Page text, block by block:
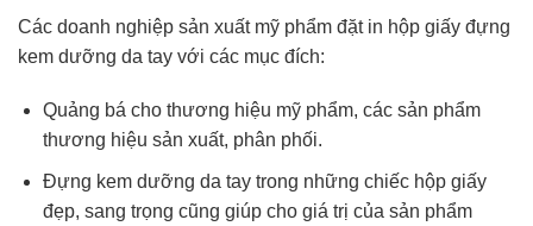
Các doanh nghiệp sản xuất mỹ phẩm đặt in hộp giấy đựng
kem dưỡng da tay với các mục đích:
Quảng bá cho thương hiệu mỹ phẩm, các sản phẩm
thương hiệu sản xuất, phân phối.
Đựng kem dưỡng da tay trong những chiếc hộp giấy
đẹp, sang trọng cũng giúp cho giá trị của sản phẩm